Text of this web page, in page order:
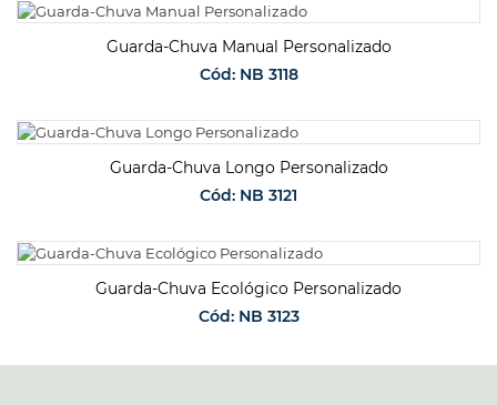
SOLICITAR ORÇAMENTO
Guarda-Chuva Manual Personalizado
Cód: NB 3118
SOLICITAR ORÇAMENTO
Guarda-Chuva Longo Personalizado
Cód: NB 3121
SOLICITAR ORÇAMENTO
Guarda-Chuva Ecológico Personalizado
Cód: NB 3123